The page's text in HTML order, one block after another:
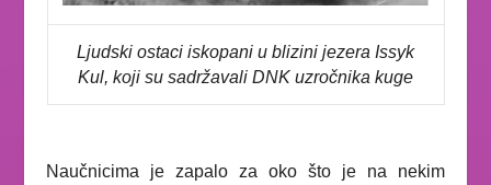
Ljudski ostaci iskopani u blizini jezera Issyk
Kul, koji su sadržavali DNK uzročnika kuge
Naučnicima je zapalo za oko što je na nekim